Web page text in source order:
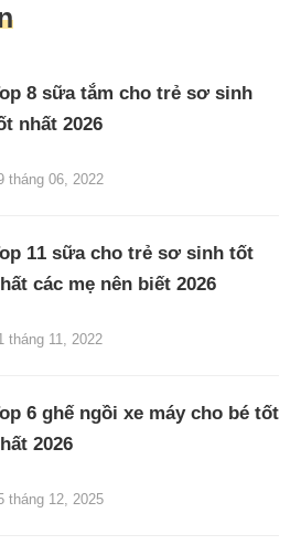
8 sữa tắm cho trẻ sơ sinh
nhất 2026
tháng 06, 2022
11 sữa cho trẻ sơ sinh tốt
các mẹ nên biết 2026
tháng 11, 2022
6 ghế ngồi xe máy cho bé tốt
2026
tháng 12, 2025